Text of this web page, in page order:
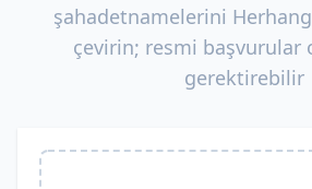
şahadetnamelerini
çevirin; resmi başvurular
gerektirebilir